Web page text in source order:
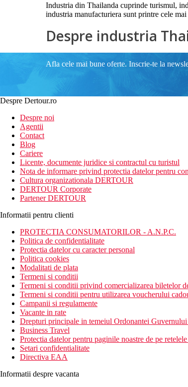
Industria din Thailanda cuprinde turismul,
industria manufacturiera sunt printre cele
Despre industria
Afla cele mai bune oferte. Inscrie-te la
Despre Dertour.ro
Despre noi
Agentii
Contact
Blog
Cariere
Licente, documente juridice si contractul cu turistul
Nota de informare privind protectia datelor pentru
Cultura organizationala DERTOUR
DERTOUR Corporate
Partener DERTOUR
Informatii pentru clienti
PROTECTIA CONSUMATORILOR - A.N.P.C.
Politica de confidentialitate
Protectia datelor cu caracter personal
Politica cookies
Modalitati de plata
Termeni si conditii
Termeni si conditii privind comercializarea biletelor
Termeni si conditii pentru utilizarea voucherului
Campanii si regulamente
Vacante in rate
Drepturi principale in temeiul Ordonantei
Business Travel
Protectia datelor pentru paginile noastre de pe
Setari confidentialitate
Directiva EAA
Informatii despre vacanta